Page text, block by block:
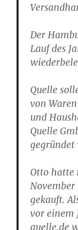
Der
Lauf des
Quelle
von
und
Quelle
gegründet
Otto hatte
gekauft.
vor einem
quelle.de